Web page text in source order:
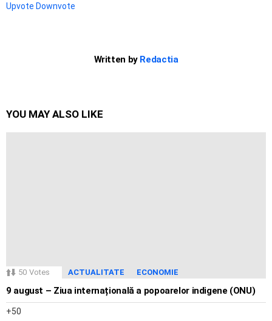
Upvote Downvote
Written by Redactia
YOU MAY ALSO LIKE
50 Votes ACTUALITATE ECONOMIE
9 august – Ziua internațională a popoarelor indigene (ONU)
50